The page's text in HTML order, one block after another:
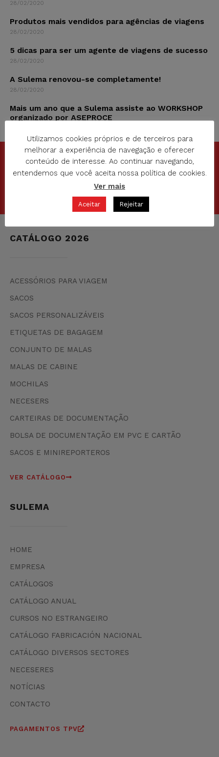
28/02/2020
Produtos mais vendidos para agências de viagens
28/02/2020
5 dicas para ser um agente de viagens de sucesso
28/02/2020
A Sulema renovou-se completamente!
28/02/2020
Mais um ano que a Sulema assiste ao WORKSHOP
organizado por ASEPROCE
SUA IMAGINAÇÃO É O NOSSO LIMITE
SOLICITE SEU ORÇAMENTO
CATÁLOGO 2026
ACESSÓRIOS PARA VIAGEM
SACOS
SACOS PERSONALIZÁVEIS
ETIQUETAS DE BAGAGEM
CONJUNTO DE MALAS
MALAS DE CABINE
MOCHILAS
NECESERS
CARTEIRAS DE DOCUMENTAÇÃO
BOLSA DE DOCUMENTAÇÃO EM PVC E CARTÃO
SACOS E MINIREPORTEROS
VER CATÁLOGO
SULEMA
HOME
EMPRESA
CATÁLOGOS
CATÁLOGO ANUAL
CURSOS NO ESTRANGEIRO
CATÁLOGO FABRICACIÓN NACIONAL
CATÁLOGO DIVERSOS SECTORES
NECESERES
NOTÍCIAS
CONTACTO
PAGAMENTOS TPV
Utilizamos cookies próprios e de terceiros para
melhorar a experiência de navegação e oferecer
conteúdo de interesse. Ao continuar navegando,
entendemos que você aceita nossa política de cookies.
Ver mais
Aceitar Rejeitar